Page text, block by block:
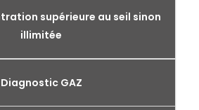
supérieure au seil sinon
illimitée
Diagnostic GAZ